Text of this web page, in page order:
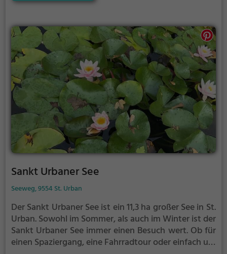
Sankt Urbaner See
Seeweg, 9554 St. Urban
Der Sankt Urbaner See ist ein 11,3 ha großer See in St.
Urban.Sowohl im Sommer, als auch im Winter ist der
Sankt Urbaner See immer einen Besuch wert. Ob für
einen Spaziergang, eine Fahrradtour oder einfach um